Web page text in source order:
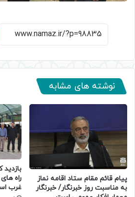
نوشته های مشابه
پیام قائم مقام ستاد اقامه نماز
به مناسبت روز خبرنگار/ خبرنگار
بازدید
راه
غرب